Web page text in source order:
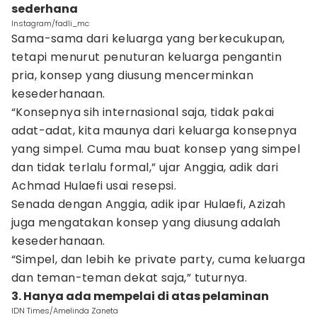
sederhana
Instagram/fadli_mc
Sama-sama dari keluarga yang berkecukupan,
tetapi menurut penuturan keluarga pengantin
pria, konsep yang diusung mencerminkan
kesederhanaan.
“Konsepnya sih internasional saja, tidak pakai
adat-adat, kita maunya dari keluarga konsepnya
yang simpel. Cuma mau buat konsep yang simpel
dan tidak terlalu formal,” ujar Anggia, adik dari
Achmad Hulaefi usai resepsi.
Senada dengan Anggia, adik ipar Hulaefi, Azizah
juga mengatakan konsep yang diusung adalah
kesederhanaan.
“Simpel, dan lebih ke private party, cuma keluarga
dan teman-teman dekat saja,” tuturnya.
3. Hanya ada mempelai di atas pelaminan
IDN Times/Amelinda Zaneta